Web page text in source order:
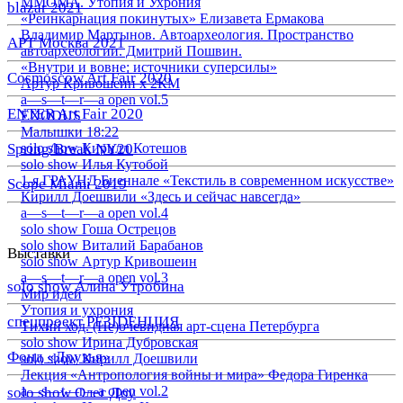
blazar 2021
АРТ Москва 2021
Cosmoscow Art Fair 2020
ENTER Art Fair 2020
Spring/Break NY20
Scope Miami 2019
Выставки
solo show Алина Утробина
спецпроект РЕЗIDЕНЦИЯ
Фонд «Друзья»
solo show Олег Доу
«Реинкарнация покинутых» Елизавета Ермакова
Владимир Мартынов. Автоархеология. Пространство
автоархеологии. Дмитрий Пошвин.
«Внутри и вовне: источники суперсилы»
Артур Кривошеин х 2КМ
a—s—t—r—a open vol.5
EXODUS
Малышки 18:22
solo show Кирилл Котешов
solo show Илья Кутобой
1-я ГРАУНД Биеннале «Текстиль в современном искусстве»
Кирилл Доешвили «Здесь и сейчас навсегда»
a—s—t—r—a open vol.4
solo show Гоша Острецов
solo show Виталий Барабанов
solo show Артур Кривошеин
a—s—t—r—a open vol.3
Мир идей
Утопия и ухрония
Тихий ход. (Не)очевидная арт-сцена Петербурга
solo show Ирина Дубровская
solo show Кирилл Доешвили
Лекция «Антропология войны и мира» Федора Гиренка
a—s—t—r—a open vol.2